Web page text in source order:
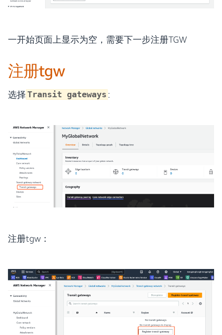
一开始页面上显示为空，需要下一步注册TGW
注册tgw
选择 Transit gateways :
注册tgw：